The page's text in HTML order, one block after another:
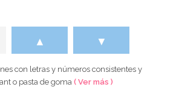
▲ ▼
con letras y números consistentes y
o pasta de goma( Ver más )